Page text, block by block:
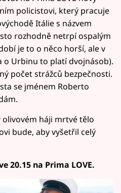
policistovi, který pracuje
Itálie s názvem
rozhodně netrpí ospalým
je to o něco horší, ale v
o Urbinu to platí dvojnásob).
počet strážců bezpečnosti.
se jménem Roberto
háji mrtvé tělo
bude, aby vyšetřil celý
20.15 na Prima LOVE.